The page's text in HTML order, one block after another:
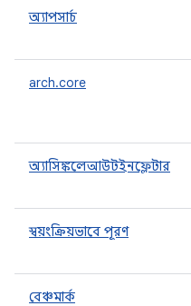
অ্যাপসার্চ
arch.core
অ্যাসিঙ্কলেআউটইনফ্লেটার
স্বয়ংক্রিয়ভাবে পূরণ
বেঞ্চমার্ক